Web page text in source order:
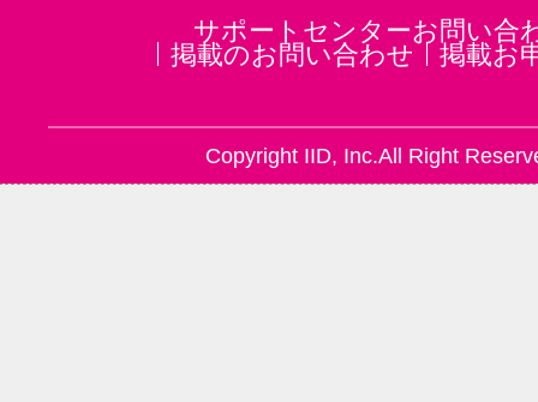
サポートセンターお問い合
掲載のお問い合わせ
掲載お
Copyright IID, Inc.All Right